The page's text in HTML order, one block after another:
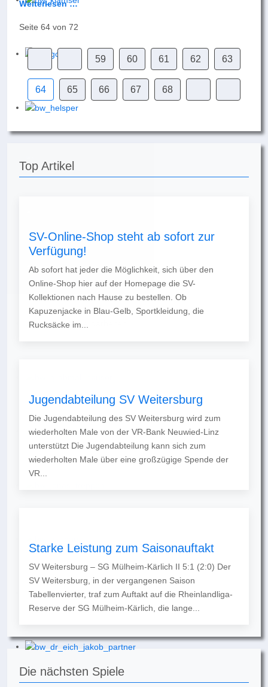
Weiterlesen …
Seite 64 von 72
59 60 61 62 63
64 65 66 67 68
Top Artikel
SV-Online-Shop steht ab sofort zur
Verfügung!
Ab sofort hat jeder die Möglichkeit, sich über den
Online-Shop hier auf der Homepage die SV-
Kollektionen nach Hause zu bestellen. Ob
Kapuzenjacke in Blau-Gelb, Sportkleidung, die
Rucksäcke im...
Jugendabteilung SV Weitersburg
Die Jugendabteilung des SV Weitersburg wird zum
wiederholten Male von der VR-Bank Neuwied-Linz
unterstützt Die Jugendabteilung kann sich zum
wiederholten Male über eine großzügige Spende der
VR...
Starke Leistung zum Saisonauftakt
SV Weitersburg – SG Mülheim-Kärlich II 5:1 (2:0) Der
SV Weitersburg, in der vergangenen Saison
Tabellenvierter, traf zum Auftakt auf die Rheinlandliga-
Reserve der SG Mülheim-Kärlich, die lange...
Die nächsten Spiele